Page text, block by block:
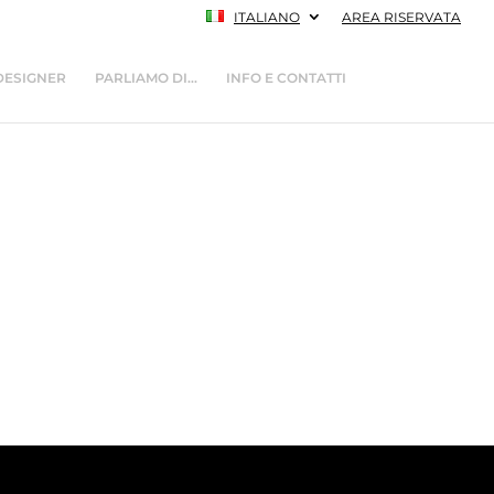
ITALIANO AREA RISERVATA
PARLIAMO DI… INFO E CONTATTI